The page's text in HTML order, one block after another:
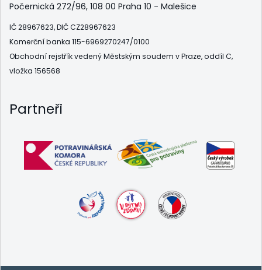
Počernická 272/96, 108 00 Praha 10 - Malešice
IČ 28967623, DIČ CZ28967623
Komerční banka 115-6969270247/0100
Obchodní rejstřík vedený Městským soudem v Praze, oddíl C,
vložka 156568
Partneři